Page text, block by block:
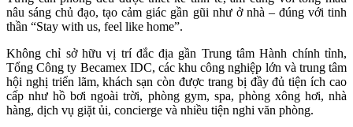
nâu sáng chủ đạo, tạo cảm giác gần gũi như ở nhà – đúng với tinh
thần “Stay with us, feel like home”.
Không chỉ sở hữu vị trí đắc địa gần Trung tâm Hành chính tỉnh,
Tổng Công ty Becamex IDC, các khu công nghiệp lớn và trung tâm
hội nghị triển lãm, khách sạn còn được trang bị đầy đủ tiện ích cao
cấp như hồ bơi ngoài trời, phòng gym, spa, phòng xông hơi, nhà
hàng, dịch vụ giặt ủi, concierge và nhiều tiện nghi văn phòng.